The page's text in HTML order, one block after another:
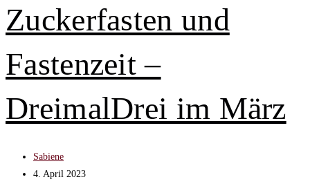
im
Mai
Zuckerfasten und
Fastenzeit –
DreimalDrei im März
Beitrags-
Autor:
Sabiene
Beitrag
4. April 2023